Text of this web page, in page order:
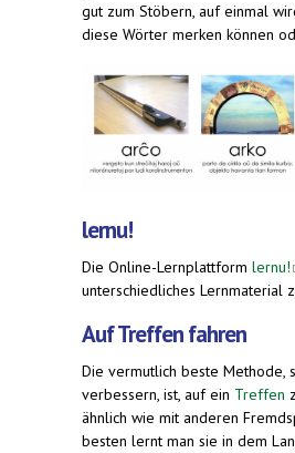
gut zum Stöbern, auf einmal
diese Wörter merken können
lernu!
Die Online-Lernplattform lernu!
unterschiedliches Lernmaterial
Auf Treffen fahren
Die vermutlich beste Methode,
verbessern, ist, auf ein Treffen
ähnlich wie mit anderen
besten lernt man sie in dem